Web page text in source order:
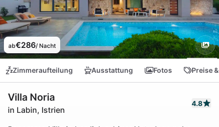
ab€286/ Nacht
Zimmeraufteilung Ausstattung Fotos Preise
Villa Noria
in Labin, Istrien
4.8